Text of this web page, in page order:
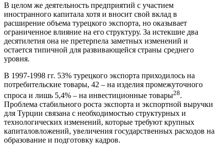
В целом же деятельность предприятий с участием
иностранного капитала хотя и вносит свой вклад в
расширение объема турецкого экспорта, но оказывает
ограниченное влияние на его структуру. За истекшие два
десятилетия она не претерпела заметных изменений и
остается типичной для развивающейся страны среднего
уровня.
В 1997-1998 гг. 53% турецкого экспорта приходилось на
потребительские товары, 42 – на изделия промежуточного
спроса и лишь 5,4% – на инвестиционные товары28.
Проблема стабильного роста экспорта и экспортной выручки
для Турции связана с необходимостью структурных и
технологических изменений, которые требуют крупных
капиталовложений, увеличения государственных расходов на
образование и подготовку кадров.